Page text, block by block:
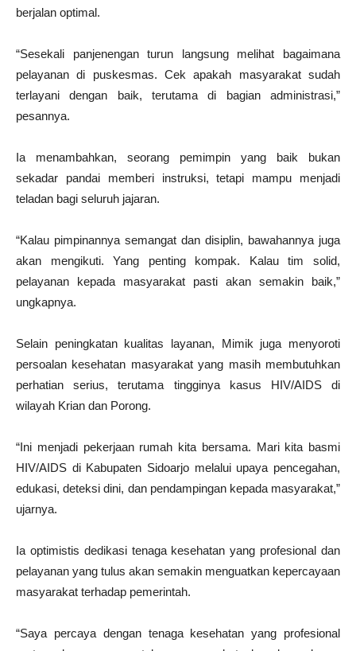
berjalan optimal.
“Sesekali panjenengan turun langsung melihat bagaimana
pelayanan di puskesmas. Cek apakah masyarakat sudah
terlayani dengan baik, terutama di bagian administrasi,”
pesannya.
Ia menambahkan, seorang pemimpin yang baik bukan
sekadar pandai memberi instruksi, tetapi mampu menjadi
teladan bagi seluruh jajaran.
“Kalau pimpinannya semangat dan disiplin, bawahannya juga
akan mengikuti. Yang penting kompak. Kalau tim solid,
pelayanan kepada masyarakat pasti akan semakin baik,”
ungkapnya.
Selain peningkatan kualitas layanan, Mimik juga menyoroti
persoalan kesehatan masyarakat yang masih membutuhkan
perhatian serius, terutama tingginya kasus HIV/AIDS di
wilayah Krian dan Porong.
“Ini menjadi pekerjaan rumah kita bersama. Mari kita basmi
HIV/AIDS di Kabupaten Sidoarjo melalui upaya pencegahan,
edukasi, deteksi dini, dan pendampingan kepada masyarakat,”
ujarnya.
Ia optimistis dedikasi tenaga kesehatan yang profesional dan
pelayanan yang tulus akan semakin menguatkan kepercayaan
masyarakat terhadap pemerintah.
“Saya percaya dengan tenaga kesehatan yang profesional